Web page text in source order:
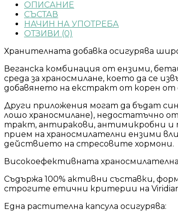
ОПИСАНИЕ
СЪСТАВ
НАЧИН НА УПОТРЕБА
ОТЗИВИ (0)
Хранителната добавка осигурява
Веганска комбинация от ензими,
среда за храносмилане, което да се
добавянето на екстракт от корен
Други приложения могат да бъдат
лошо храносмилане), недостатъчно
тракт, антиракови, антимикробни и
прием на храносмилателни ензими
действието на стресовите хормони.
Високоефективната
Съдържа 100% активни съставки,
строгите етични критерии на
Една растителна капсула осигурява: